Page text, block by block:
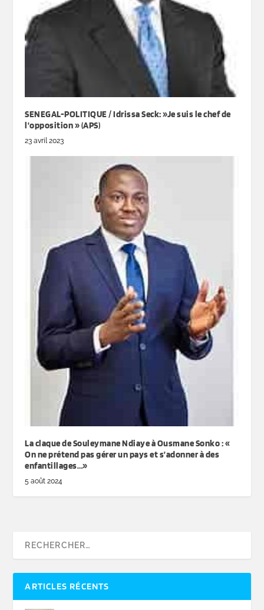
SENEGAL-POLITIQUE / Idrissa Seck: »Je suis le chef de
l’opposition » (APS)
23 avril 2023
La claque de Souleymane Ndiaye à Ousmane Sonko : «
On ne prétend pas gérer un pays et s’adonner à des
enfantillages…»
5 août 2024
ARTICLES RÉCENTS